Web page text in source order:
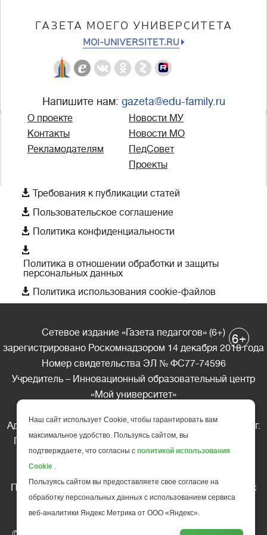
ГАЗЕТА МОЕГО УНИВЕРСИТЕТА
MOI-UNIVERSITET.RU
Напишите нам: gazeta@edu-family.ru
О проекте
Контакты
Рекламодателям
Новости МУ
Новости МО
ПедСовет
Проекты
 Требования к публикации статей
 Пользовательское соглашение
 Политика конфиденциальности

Политика в отношении обработки и защиты
персональных данных
 Политика использования cookie-файлов
Сетевое издание «Газета педагогов» (6+)
зарегистрировано Роскомнадзором 14 декабря 2018 года
Номер свидетельства ЭЛ № ФС77-74596
Учредитель – Инновационный образовательный центр
«Мой университет»
Адрес редакции: 185035 Россия, Республика Карелия, г.
Петрозаводск, ул. Фридриха Энгельса д.10, офис 211
Телефон редакции: +7 (499) 685-10-45
Перепечатка материалов газеты допускается только c
письменного разрешения редакции
Ссылка на «Газету педагогов» обязательна.
6+
Наш сайт использует Cookie, чтобы гарантировать вам
максимальное удобство. Пользуясь сайтом, вы
подтверждаете, что согласны с политикой использования
Cookie .
Пользуясь сайтом вы предоставляете свое согласие на
обработку персональных данных с использованием сервиса
веб-аналитики Яндекс Метрика от ООО «Яндекс».